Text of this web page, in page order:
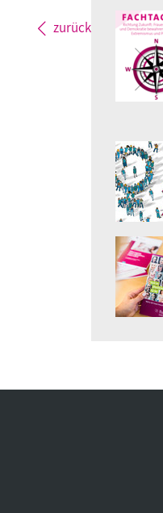
zurück